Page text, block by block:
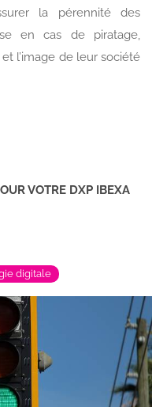
la pérennité des
en cas de piratage,
l’image de leur société
VOTRE DXP IBEXA
digitale